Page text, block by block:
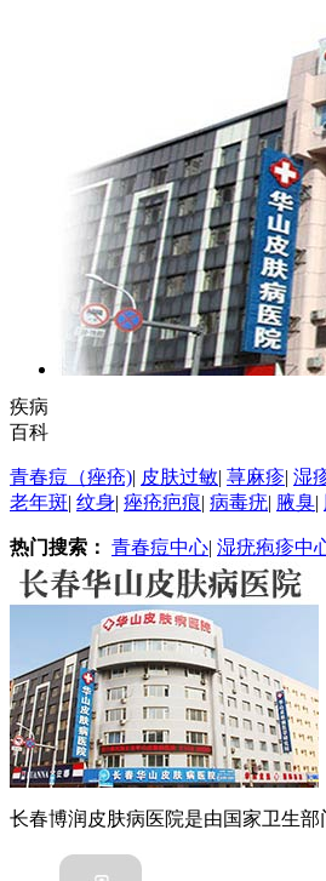
疾病
百科
青春痘（痤疮)| 皮肤过敏| 荨麻疹| 湿
老年斑| 纹身| 痤疮疤痕| 病毒疣| 腋臭|
热门搜索： 青春痘中心| 湿疣疱疹中
长春博润皮肤病医院是由国家卫生